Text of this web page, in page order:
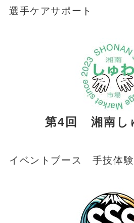
選手ケアサポート
第4回 湘南し
イベントブース 手技体験